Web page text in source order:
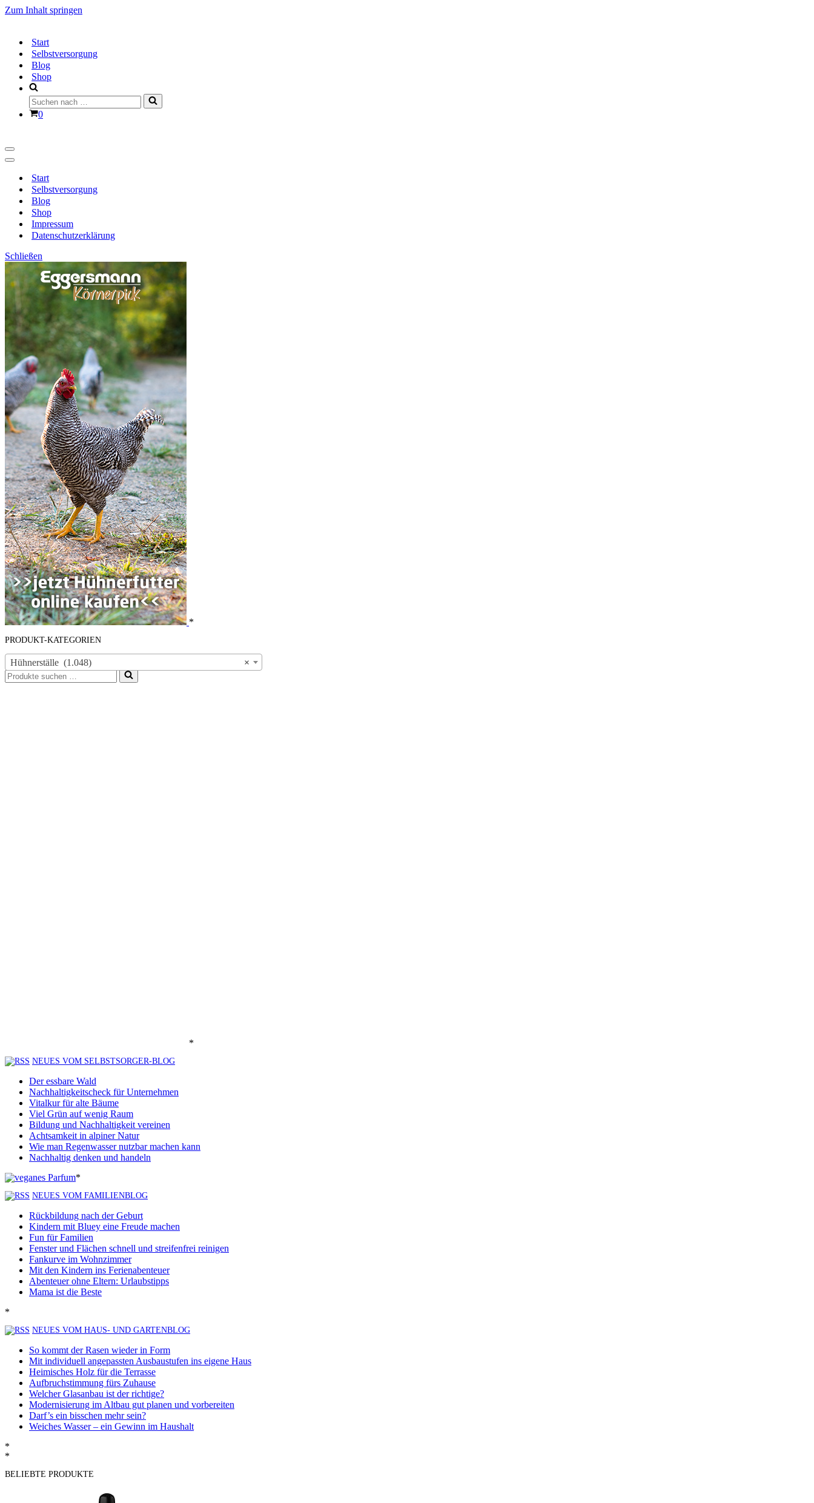
Zum Inhalt springen
Start
Selbstversorgung
Blog
Shop
Suchen
nach …
Warenkorb
0
Navigationsmenü
Navigationsmenü
Start
Selbstversorgung
Blog
Shop
Impressum
Datenschutzerklärung
Schließen
*
PRODUKT-KATEGORIEN
×
Hühnerställe (1.048)
Suchen
nach …
*
NEUES VOM SELBSTSORGER-BLOG
Der essbare Wald
Nachhaltigkeitscheck für Unternehmen
Vitalkur für alte Bäume
Viel Grün auf wenig Raum
Bildung und Nachhaltigkeit vereinen
Achtsamkeit in alpiner Natur
Wie man Regenwasser nutzbar machen kann
Nachhaltig denken und handeln
*
NEUES VOM FAMILIENBLOG
Rückbildung nach der Geburt
Kindern mit Bluey eine Freude machen
Fun für Familien
Fenster und Flächen schnell und streifenfrei reinigen
Fankurve im Wohnzimmer
Mit den Kindern ins Ferienabenteuer
Abenteuer ohne Eltern: Urlaubstipps
Mama ist die Beste
*
NEUES VOM HAUS- UND GARTENBLOG
So kommt der Rasen wieder in Form
Mit individuell angepassten Ausbaustufen ins eigene Haus
Heimisches Holz für die Terrasse
Aufbruchstimmung fürs Zuhause
Welcher Glasanbau ist der richtige?
Modernisierung im Altbau gut planen und vorbereiten
Darf’s ein bisschen mehr sein?
Weiches Wasser – ein Gewinn im Haushalt
*
*
BELIEBTE PRODUKTE